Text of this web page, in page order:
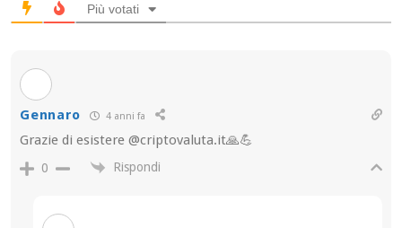
Più votati
Gennaro 4 anni fa
Grazie di esistere @criptovaluta.it🙏💪
0 Rispondi